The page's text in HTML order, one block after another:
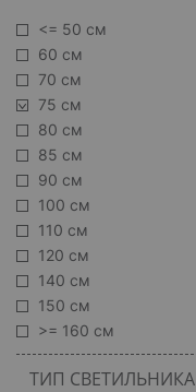
<= 50 см
60 см
70 см
75 см
80 см
85 см
90 см
100 см
110 см
120 см
140 см
150 см
>= 160 см
ТИП СВЕТИЛЬНИКА